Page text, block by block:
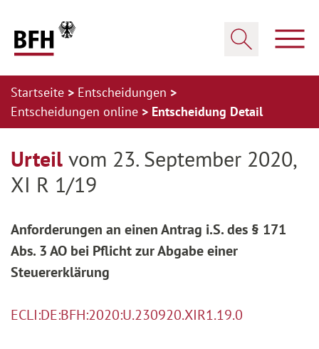
Startseite
Entscheidungen
Entscheidungen online
Entscheidung Detail
Urteil vom 23. September 2020,
XI R 1/19
Anforderungen an einen Antrag i.S. des § 171
Abs. 3 AO bei Pflicht zur Abgabe einer
Steuererklärung
ECLI:DE:BFH:2020:U.230920.XIR1.19.0